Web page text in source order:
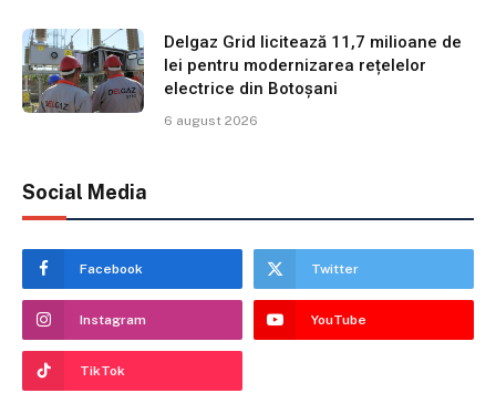
Delgaz Grid licitează 11,7 milioane de
lei pentru modernizarea rețelelor
electrice din Botoșani
6 august 2026
Social Media
Facebook Twitter
Instagram YouTube
TikTok